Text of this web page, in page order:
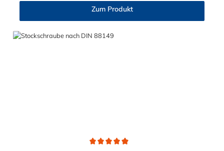
x 20 x 4 mm
Zum Produkt